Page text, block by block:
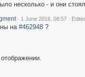
несколько - и они
· 1 June 2016, 08:57 ·
на#462948?